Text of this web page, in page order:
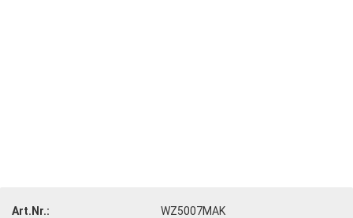
Art.Nr.:
WZ5007MAK